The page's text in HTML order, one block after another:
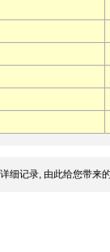
细记录, 由此给您带来